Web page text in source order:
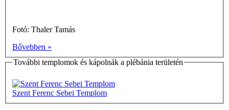
Fotó: Thaler Tamás
Bővebben »
További templomok és kápolnák a plébánia területén
Szent Ferenc Sebei Templom